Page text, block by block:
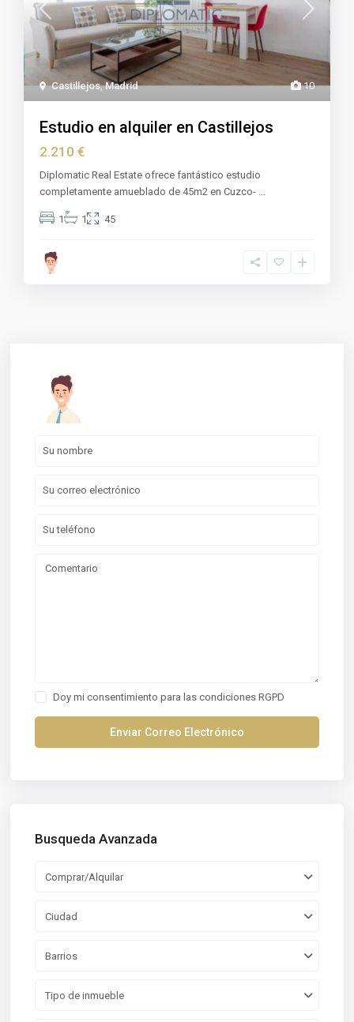
10
Castillejos,Madrid
Estudio en alquiler en Castillejos
2.210 €
Diplomatic Real Estate ofrece fantástico estudio
completamente amueblado de 45m2 en Cuzco-
1 1 45
Doy mi consentimiento para lascondiciones RGPD
Busqueda Avanzada
Comprar/Alquilar
Ciudad
Barrios
Tipo de inmueble